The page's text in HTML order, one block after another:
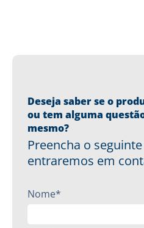
Deseja saber se o
ou tem alguma
mesmo?
Preencha o
entraremos em
Nome*